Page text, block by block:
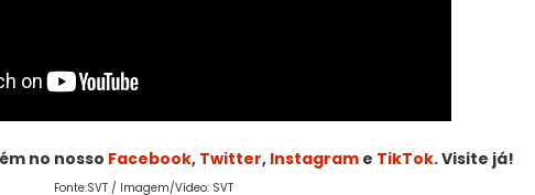
no nosso Facebook, Twitter, Instagrame TikTok. Visite já!
Fonte:SVT / Imagem/Vídeo: SVT